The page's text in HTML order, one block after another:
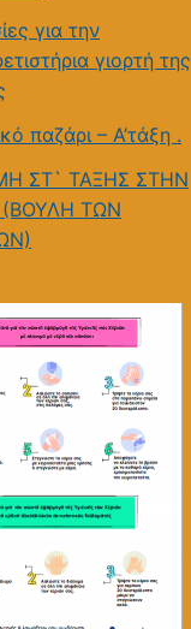
για την
γιορτή της
παζάρι – Α’τάξη .
ΣΤ` ΤΑΞΗΣ ΣΤΗΝ
ΤΩΝ